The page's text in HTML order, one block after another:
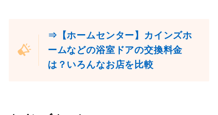
⇒【ホームセンター】カインズホ
ームなどの浴室ドアの交換料金
は？いろんなお店を比較